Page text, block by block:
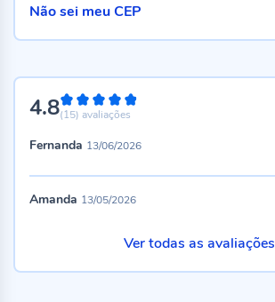
4.896%
(15) avaliações
Fernanda 13/06/2026
Amanda 13/05/2026
Ver todas as avaliações
Não sei meu CEP